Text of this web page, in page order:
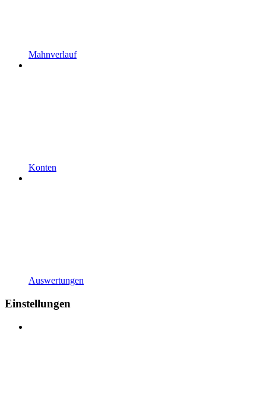
Mahnverlauf
Konten
Auswertungen
Einstellungen